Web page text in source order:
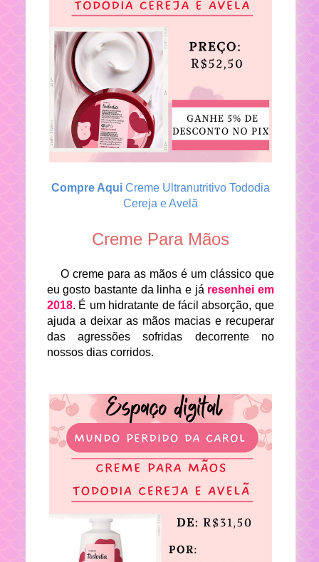
Compre AquiCreme Ultranutritivo Tododia
Cereja e Avelã
Creme Para Mãos
O creme para as mãos é um clássico que
eu gosto bastante da linha e já resenhei em
2018. É um hidratante de fácil absorção, que
ajuda a deixar as mãos macias e recuperar
das agressões sofridas decorrente no
nossos dias corridos.